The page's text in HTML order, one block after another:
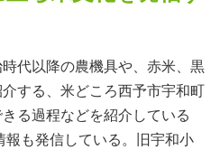
代以降の農機具や、赤米、黒
する、米どころ西予市宇和町
る過程などを紹介している
も発信している。旧宇和小